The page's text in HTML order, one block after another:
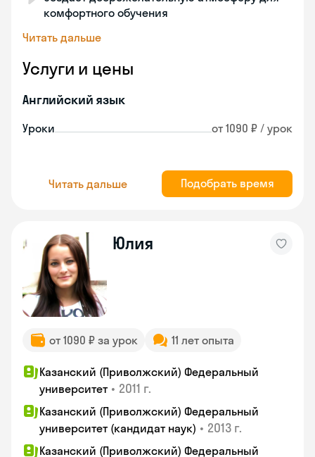
комфортного обучения
Читать дальше
Услуги и цены
Английский язык
Уроки от 1090 ₽ / урок
Читать дальше Подобрать время
Юлия
от 1090 ₽ за урок 11 лет опыта
Казанский (Приволжский) Федеральный
университет • 2011 г.
Казанский (Приволжский) Федеральный
университет (кандидат наук) • 2013 г.
Казанский (Приволжский) Федеральный